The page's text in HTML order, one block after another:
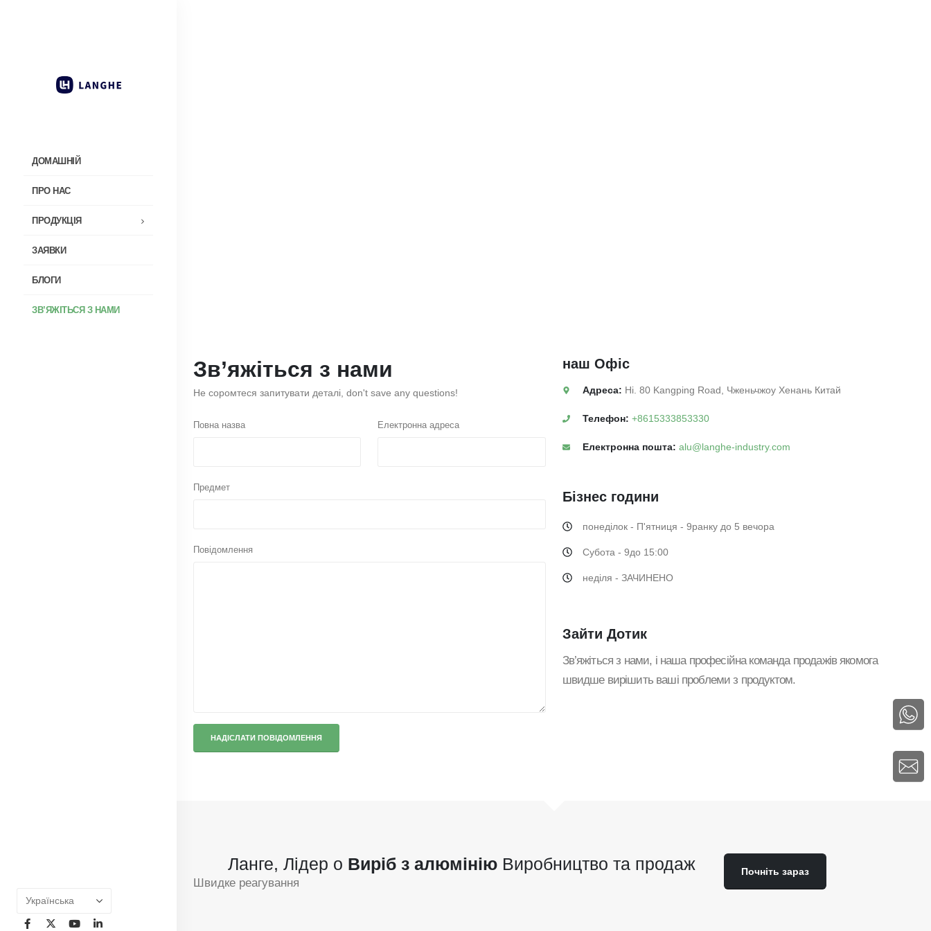
ДОМАШНІЙ
ПРО НАС
ПРОДУКЦІЯ
ЗАЯВКИ
БЛОГИ
ЗВ’ЯЖІТЬСЯ З НАМИ
Зв’яжіться з нами
Не соромтеся запитувати деталі, don't save any questions!
Повна назва Електронна адреса
Предмет
Повідомлення
наш Офіс
Адреса: Ні. 80 Kangping Road, Чженьчжоу Хенань Китай
Телефон: +8615333853330
Електронна пошта: alu@langhe-industry.com
Бізнес години
понеділок - П'ятниця - 9ранку до 5 вечора
Субота - 9до 15:00
неділя - ЗАЧИНЕНО
Зайти Дотик
Зв’яжіться з нами, і наша професійна команда продажів якомога
швидше вирішить ваші проблеми з продуктом.
Ланге, Лідер о Виріб з алюмініюВиробництво та продаж
Швидке реагування
Почніть зараз